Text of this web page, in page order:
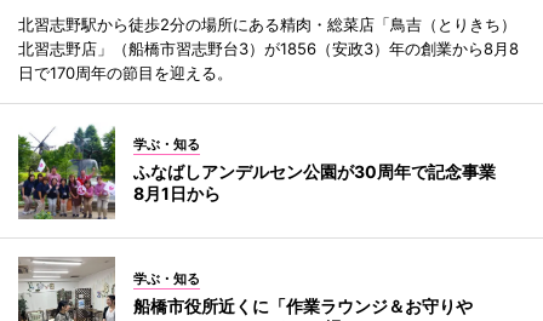
北習志野駅から徒歩2分の場所にある精肉・総菜店「鳥吉（とりきち）
北習志野店」（船橋市習志野台3）が1856（安政3）年の創業から8月8
日で170周年の節目を迎える。
学ぶ・知る
ふなばしアンデルセン公園が30周年で記念事業
8月1日から
学ぶ・知る
船橋市役所近くに「作業ラウンジ＆お守りや